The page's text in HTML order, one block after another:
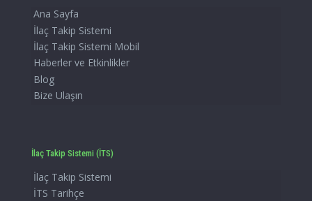
Ana Sayfa
İlaç Takip Sistemi
İlaç Takip Sistemi Mobil
Haberler ve Etkinlikler
Blog
Bize Ulaşın
İlaç Takip Sistemi (İTS)
İlaç Takip Sistemi
İTS Tarihçe